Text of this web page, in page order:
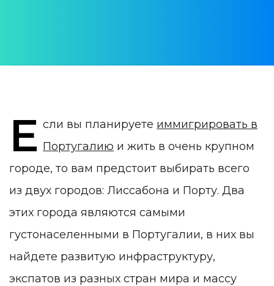
Е сли вы планируете иммигрировать в
Португалию и жить в очень крупном
городе, то вам предстоит выбирать всего
из двух городов: Лиссабона и Порту. Два
этих города являются самыми
густонаселенными в Португалии, в них вы
найдете развитую инфраструктуру,
экспатов из разных стран мира и массу